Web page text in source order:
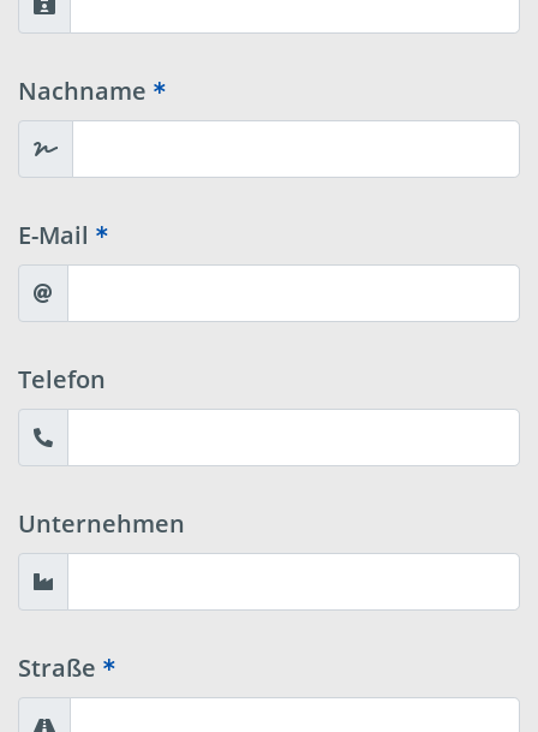
Nachname
E-Mail
Telefon
Unternehmen
Straße